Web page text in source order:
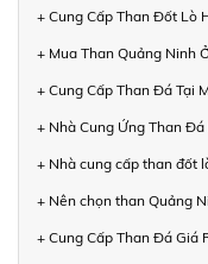
+ Cung Cấp Than Đốt Lò
+ Mua Than Quảng Ninh
+ Cung Cấp Than Đá Tại
+ Nhà Cung Ứng Than
+ Nhà cung cấp than đốt
+ Nên chọn than Quảng
+ Cung Cấp Than Đá Giá